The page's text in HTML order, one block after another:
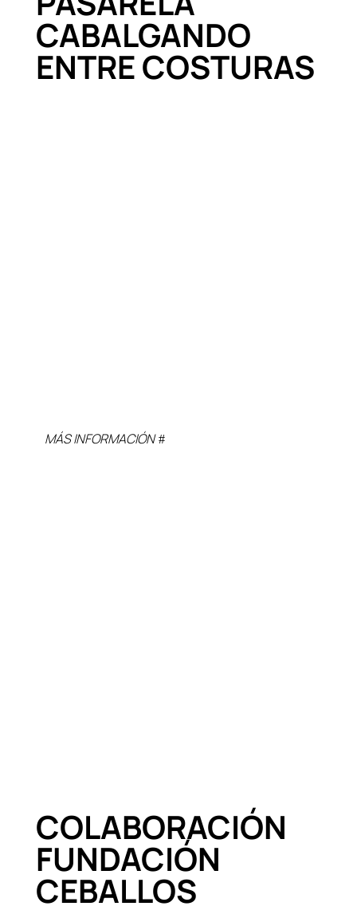
CABALGANDO
ENTRE COSTURAS
MÁS INFORMACIÓN
COLABORACIÓN
FUNDACIÓN
CEBALLOS